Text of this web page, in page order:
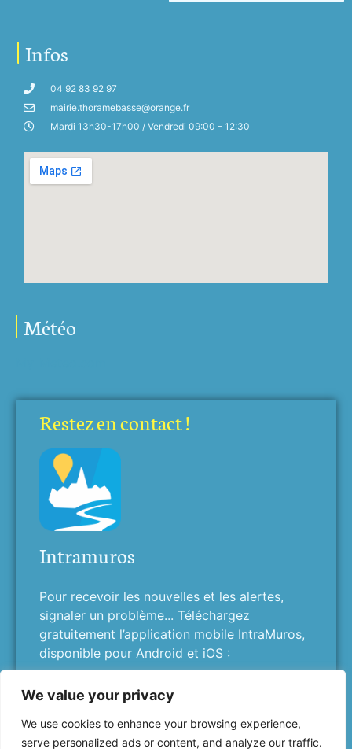
We value your privacy
We use cookies to enhance your browsing experience,
serve personalized ads or content, and analyze our traffic.
Infos
04 92 83 92 97
mairie.thoramebasse@orange.fr
Mardi 13h30-17h00 / Vendredi 09:00 – 12:30
Météo
Restez en contact !
Intramuros
Pour recevoir les nouvelles et les alertes,
signaler un problème... Téléchargez
gratuitement l’application mobile IntraMuros,
disponible pour Android et iOS :